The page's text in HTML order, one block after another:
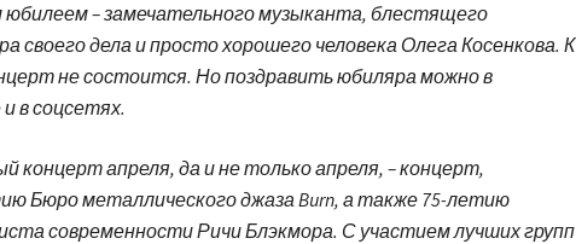
– замечательного музыканта, блестящего
своего дела и просто хорошего человека Олега Косенкова. К
не состоится. Но поздравить юбиляра можно в
в соцсетях.
концерт апреля, да и не только апреля, – концерт,
Бюро металлического джаза Burn, а также 75-летию
современности Ричи Блэкмора. С участием лучших групп